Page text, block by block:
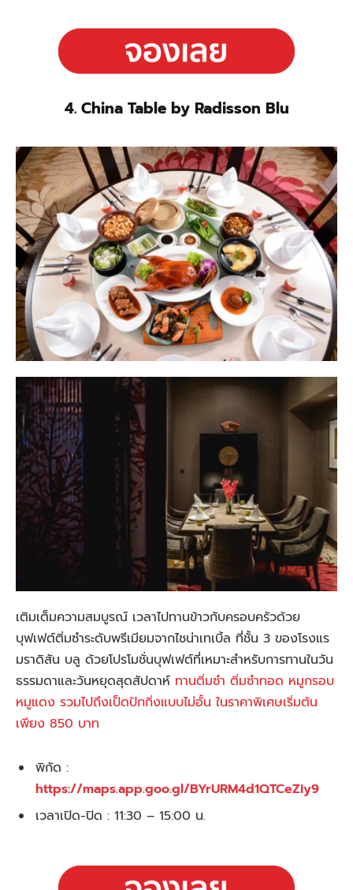
4. China Table by Radisson Blu
เติมเต็มความสมบูรณ์ เวลาไปทานข้าวกับครอบครัวด้วย
บุฟเฟต์ติ่มซำระดับพรีเมียมจากไชน่าเทเบิ้ล ที่ชั้น 3 ของโรงแร
มราดิสัน บลู ด้วยโปรโมชั่นบุฟเฟต์ที่เหมาะสำหรับการทานในวัน
ธรรมดาและวันหยุดสุดสัปดาห์ ทานติ่มซำ ติ่มซำทอด หมูกรอบ
หมูแดง รวมไปถึงเป็ดปักกิ่งแบบไม่อั้น ในราคาพิเศษเริ่มต้น
เพียง 850 บาท
พิกัด :
https://maps.app.goo.gl/BYrURM4d1QTCeZiy9
เวลาเปิด-ปิด : 11:30 – 15:00 น.